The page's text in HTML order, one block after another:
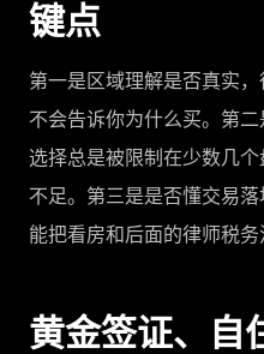
键点
第一是区域理解是否真实
不会告诉你为什么买。第
选择总是被限制在少数几
不足。第三是是否懂交易
能把看房和后面的律师税务
黄金签证、自